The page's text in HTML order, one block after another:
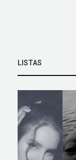
LISTAS